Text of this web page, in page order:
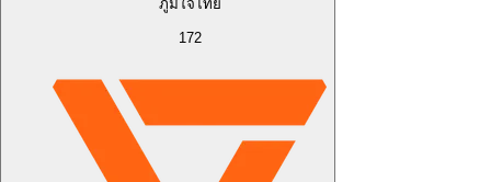
ภูมิใจไทย
172